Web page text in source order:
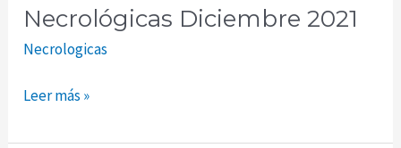
Necrológicas Diciembre 2021
Necrologicas
Necrológicas
Diciembre
Leer más »